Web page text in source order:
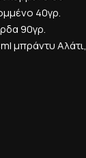
40γρ.
90γρ.
μπράντυ Αλάτι,